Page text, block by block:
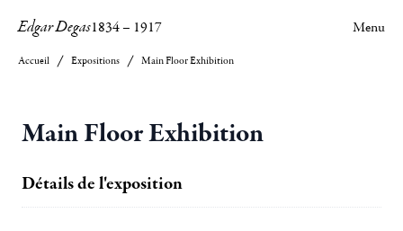
Edgar Degas1834– 1917 Menu
Accueil Expositions Main Floor Exhibition
Main Floor Exhibition
Détails de l'exposition